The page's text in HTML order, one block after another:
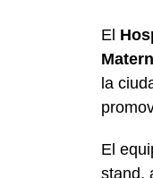
El
la
El
stand,